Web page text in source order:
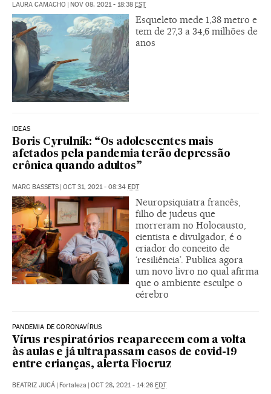
LAURA CAMACHO NOV 08, 2021 - 18:38 EST
Esqueleto mede 1,38 metro e
tem de 27,3 a 34,6 milhões de
anos
IDEAS
Boris Cyrulnik: “Os adolescentes mais
afetados pela pandemia terão depressão
crônica quando adultos”
MARC BASSETS OCT 31, 2021 - 08:34 EDT
Neuropsiquiatra francês,
filho de judeus que
morreram no Holocausto,
cientista e divulgador, é o
criador do conceito de
‘resiliência’. Publica agora
um novo livro no qual afirma
que o ambiente esculpe o
cérebro
PANDEMIA DE CORONAVÍRUS
Vírus respiratórios reaparecem com a volta
às aulas e já ultrapassam casos de covid-19
entre crianças, alerta Fiocruz
BEATRIZ JUCÁ Fortaleza OCT 28, 2021 - 14:26 EDT